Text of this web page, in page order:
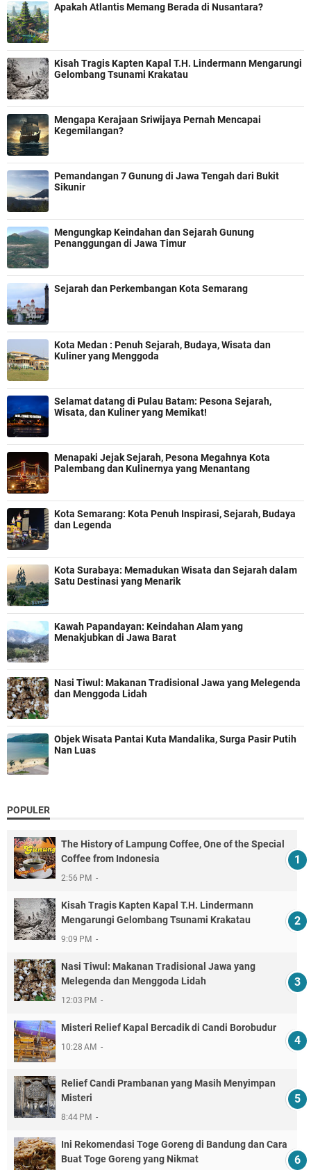
Apakah Atlantis Memang Berada di Nusantara?
Kisah Tragis Kapten Kapal T.H. Lindermann Mengarungi
Gelombang Tsunami Krakatau
Mengapa Kerajaan Sriwijaya Pernah Mencapai
Kegemilangan?
Pemandangan 7 Gunung di Jawa Tengah dari Bukit
Sikunir
Mengungkap Keindahan dan Sejarah Gunung
Penanggungan di Jawa Timur
Sejarah dan Perkembangan Kota Semarang
Kota Medan : Penuh Sejarah, Budaya, Wisata dan
Kuliner yang Menggoda
Selamat datang di Pulau Batam: Pesona Sejarah,
Wisata, dan Kuliner yang Memikat!
Menapaki Jejak Sejarah, Pesona Megahnya Kota
Palembang dan Kulinernya yang Menantang
Kota Semarang: Kota Penuh Inspirasi, Sejarah, Budaya
dan Legenda
Kota Surabaya: Memadukan Wisata dan Sejarah dalam
Satu Destinasi yang Menarik
Kawah Papandayan: Keindahan Alam yang
Menakjubkan di Jawa Barat
Nasi Tiwul: Makanan Tradisional Jawa yang Melegenda
dan Menggoda Lidah
Objek Wisata Pantai Kuta Mandalika, Surga Pasir Putih
Nan Luas
POPULER
The History of Lampung Coffee, One of the Special
Coffee from Indonesia
2:56 PM
Kisah Tragis Kapten Kapal T.H. Lindermann
Mengarungi Gelombang Tsunami Krakatau
9:09 PM
Nasi Tiwul: Makanan Tradisional Jawa yang
Melegenda dan Menggoda Lidah
12:03 PM
Misteri Relief Kapal Bercadik di Candi Borobudur
10:28 AM
Relief Candi Prambanan yang Masih Menyimpan
Misteri
8:44 PM
Ini Rekomendasi Toge Goreng di Bandung dan Cara
Buat Toge Goreng yang Nikmat